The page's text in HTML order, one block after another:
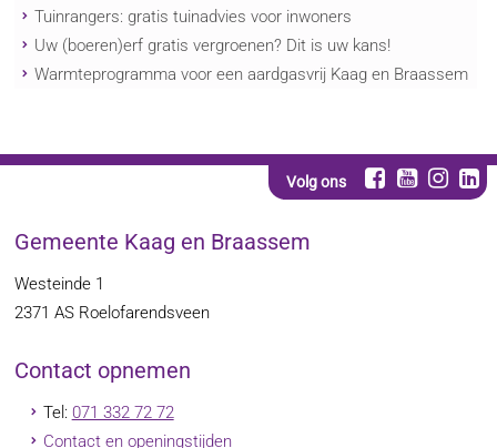
Tuinrangers: gratis tuinadvies voor inwoners
Uw (boeren)erf gratis vergroenen? Dit is uw kans!
Warmteprogramma voor een aardgasvrij Kaag en Braassem
Volg ons
Gemeente Kaag en Braassem
Westeinde 1
2371 AS Roelofarendsveen
Contact opnemen
Tel: 071 332 72 72
Contact en openingstijden